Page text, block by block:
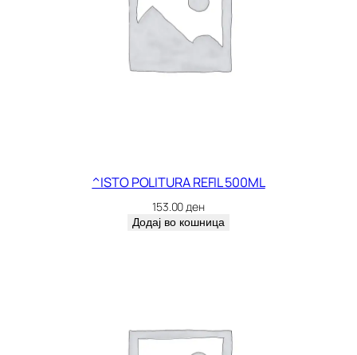
^ISTO POLITURA REFIL 500ML
153.00ден
Додај во кошница